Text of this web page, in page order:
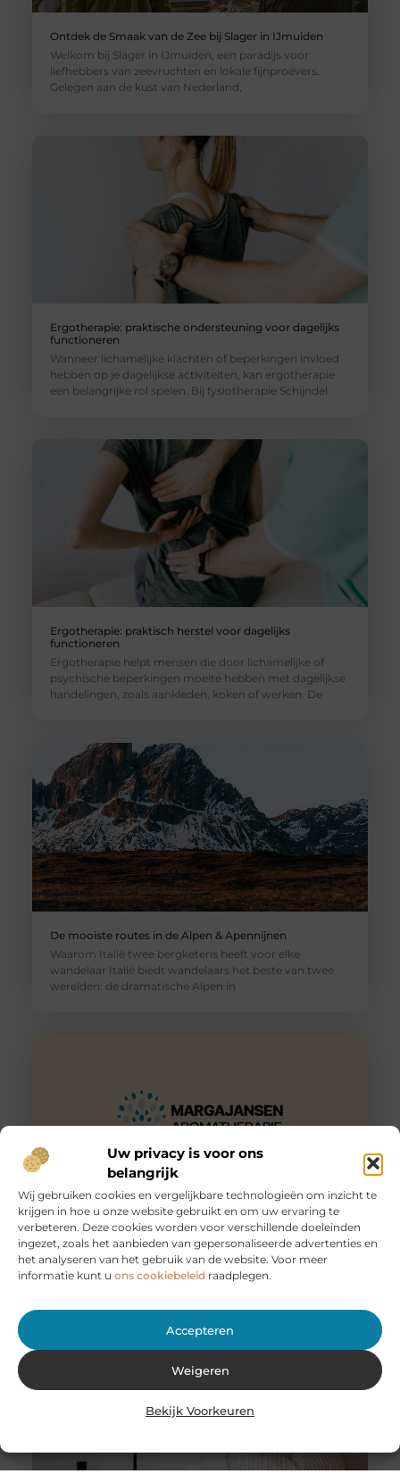
Uw privacy is voor ons
belangrijk
Wij gebruiken cookies en vergelijkbare technologieën om inzicht te
krijgen in hoe u onze website gebruikt en om uw ervaring te
verbeteren. Deze cookies worden voor verschillende doeleinden
ingezet, zoals het aanbieden van gepersonaliseerde advertenties en
het analyseren van het gebruik van de website. Voor meer
informatie kunt u ons cookiebeleid raadplegen.
Accepteren
Weigeren
Bekijk Voorkeuren
Ontdek de Smaak van de Zee bij Slager in IJmuiden
Welkom bij Slager in IJmuiden, een paradijs voor
liefhebbers van zeevruchten en lokale fijnproevers.
Gelegen aan de kust van Nederland,
Ergotherapie: praktische ondersteuning voor dagelijks
functioneren
Wanneer lichamelijke klachten of beperkingen invloed
hebben op je dagelijkse activiteiten, kan ergotherapie
een belangrijke rol spelen. Bij fysiotherapie Schijndel
Ergotherapie: praktisch herstel voor dagelijks
functioneren
Ergotherapie helpt mensen die door lichamelijke of
psychische beperkingen moeite hebben met dagelijkse
handelingen, zoals aankleden, koken of werken. De
De mooiste routes in de Alpen & Apennijnen
Waarom Italië twee bergketens heeft voor elke
wandelaar Italië biedt wandelaars het beste van twee
werelden: de dramatische Alpen in
Huur een aanhanger of autoambulance bij JobCar –
Voor elk vervoer de juiste oplossing
Bij JobCar in Etten-Leur bent u aan het juiste adres voor
het huren van aanhangers en autoambulances. Of u nu